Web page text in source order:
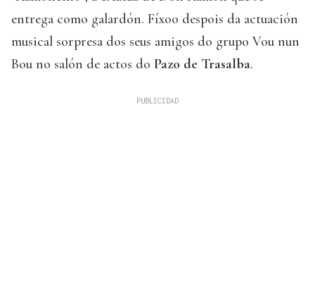
entrega como galardón. Fíxoo despois da actuación
musical sorpresa dos seus amigos do grupo Vou nun
Bou no salón de actos do Pazo de Trasalba.